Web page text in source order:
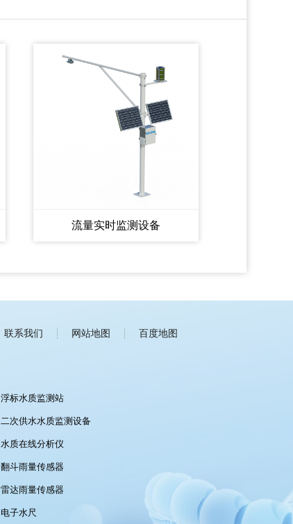
流量实时监测设备
联系我们 网站地图 百度地图
浮标水质监测站
二次供水水质监测设备
水质在线分析仪
翻斗雨量传感器
雷达雨量传感器
电子水尺